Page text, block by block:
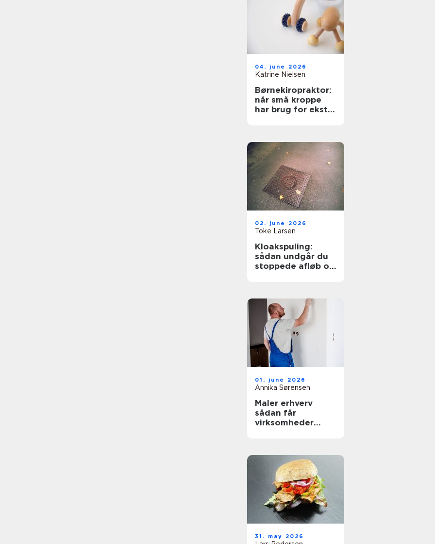
04. june 2026
Katrine Nielsen
Børnekiropraktor:
når små kroppe
har brug for ekstra
02. june 2026
Toke Larsen
Kloakspuling:
sådan undgår du
stoppede afløb og
01. june 2026
Annika Sørensen
Maler erhverv
sådan får
virksomheder
31. may 2026